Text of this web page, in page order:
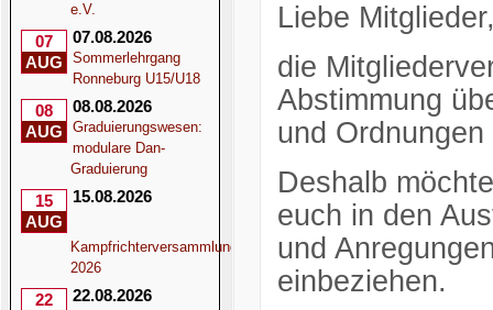
e.V.
07
AUG
07.08.2026
Sommerlehrgang
Ronneburg U15/U18
08
AUG
08.08.2026
Graduierungswesen:
modulare Dan-
Graduierung
15
AUG
15.08.2026
Kampfrichterversammlung
2026
22
22.08.2026
Liebe
die
Abstimmung
und
Deshalb
euch in den
und
einbeziehen.